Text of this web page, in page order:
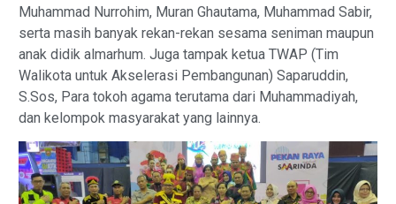
Muhammad Nurrohim, Muran Ghautama, Muhammad Sabir,
serta masih banyak rekan-rekan sesama seniman maupun
anak didik almarhum. Juga tampak ketua TWAP (Tim
Walikota untuk Akselerasi Pembangunan) Saparuddin,
S.Sos, Para tokoh agama terutama dari Muhammadiyah,
dan kelompok masyarakat yang lainnya.